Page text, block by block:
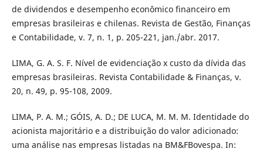
de dividendos e desempenho econômico financeiro em
empresas brasileiras e chilenas. Revista de Gestão, Finanças
e Contabilidade, v. 7, n. 1, p. 205-221, jan./abr. 2017.
LIMA, G. A. S. F. Nível de evidenciação x custo da dívida das
empresas brasileiras. Revista Contabilidade & Finanças, v.
20, n. 49, p. 95-108, 2009.
LIMA, P. A. M.; GÓIS, A. D.; DE LUCA, M. M. M. Identidade do
acionista majoritário e a distribuição do valor adicionado:
uma análise nas empresas listadas na BM&FBovespa. In: